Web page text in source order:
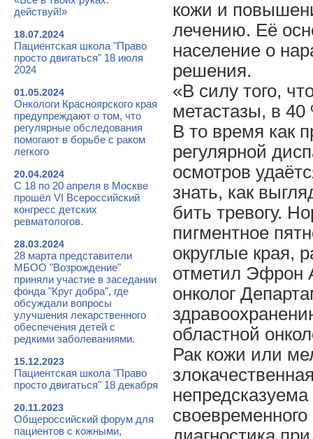
действуй!»
18.07.2024
Пациентская школа "Право
просто двигаться" 18 июля
2024
01.05.2024
Онкологи Красноярского края
предупреждают о том, что
регулярные обследования
помогают в борьбе с раком
легкого
20.04.2024
С 18 по 20 апреля в Москве
прошёл VI Всероссийский
конгресс детских
ревматологов.
28.03.2024
28 марта представители
МБОО "Возрождение"
приняли участие в заседании
фонда "Круг добра", где
обсуждали вопросы
улучшения лекарственного
обеспечения детей с
редкими заболеваниями.
15.12.2023
Пациентская школа "Право
просто двигаться" 18 декабря
20.11.2023
Общероссийский форум для
пациентов с кожными,
кожи и
лечению. Её
население о
решения.
«В силу того,
метастазы, в 40
В то время как
регулярной
осмотров
знать, как
бить тревогу.
пигментное
округлые края,
отметил Эфрон
онколог
областной
Рак кожи или